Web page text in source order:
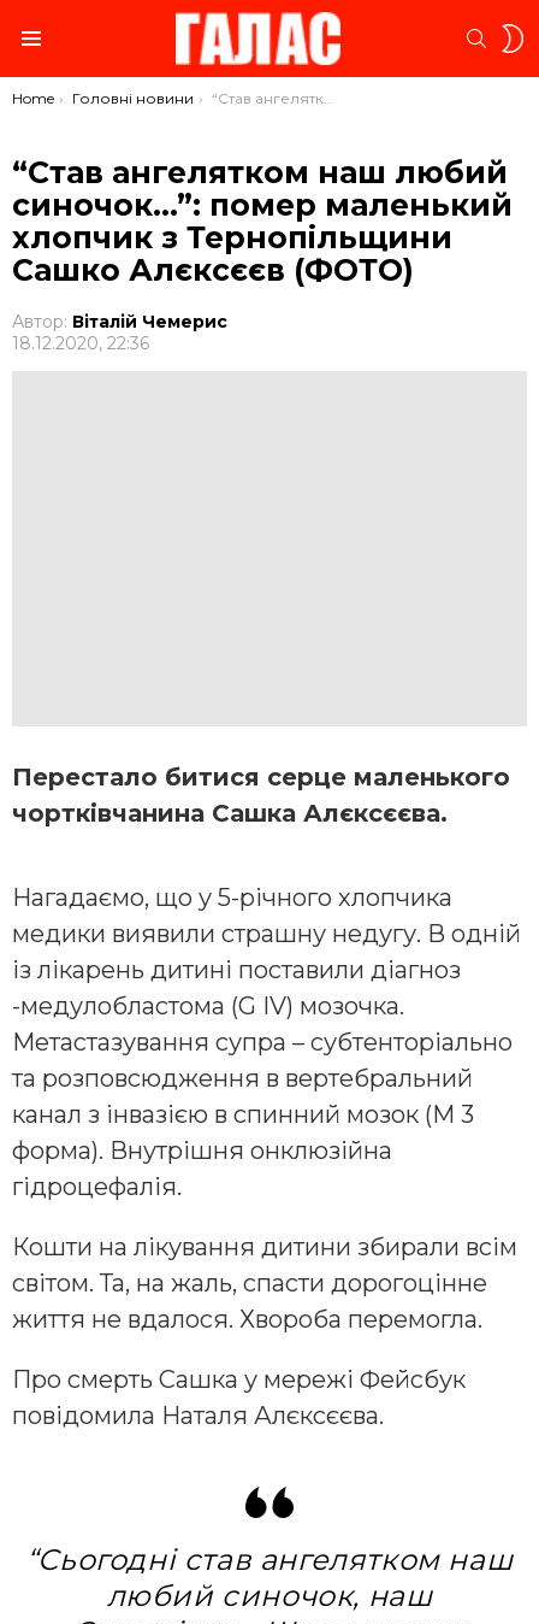
You are here:
Home Головні новини “Став ангелятком наш любий синочок…”: помер маленький хлопчик з Тернопільщини Сашко Алєксєєв (ФОТО)
“Став ангелятком наш любий
синочок…”: помер маленький
хлопчик з Тернопільщини
Сашко Алєксєєв (ФОТО)
Автор: Віталій Чемерис
18.12.2020, 22:36
Перестало битися серце маленького
чортківчанина Сашка Алєксєєва.
Нагадаємо, що у 5-річного хлопчика
медики виявили страшну недугу. В одній
із лікарень дитині поставили діагноз
-медулобластома (G IV) мозочка.
Метастазування супра – субтенторіально
та розповсюдження в вертебральний
канал з інвазією в спинний мозок (М 3
форма). Внутрішня онклюзійна
гідроцефалія.
Кошти на лікування дитини збирали всім
світом. Та, на жаль, спасти дорогоцінне
життя не вдалося. Хвороба перемогла.
Про смерть Сашка у мережі Фейсбук
повідомила Наталя Алєксєєва.
“Сьогодні став ангелятком наш
любий синочок, наш